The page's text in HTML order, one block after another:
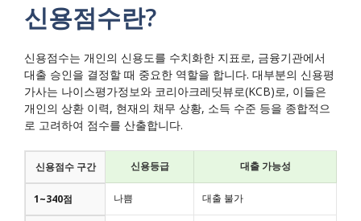
신용점수란?
신용점수는 개인의 신용도를 수치화한 지표로, 금융기관에서
대출 승인을 결정할 때 중요한 역할을 합니다. 대부분의 신용평
가사는 나이스평가정보와 코리아크레딧뷰로(KCB)로, 이들은
개인의 상환 이력, 현재의 채무 상황, 소득 수준 등을 종합적으
로 고려하여 점수를 산출합니다.
신용점수 구간 신용등급 대출 가능성
1~340점 나쁨 대출 불가